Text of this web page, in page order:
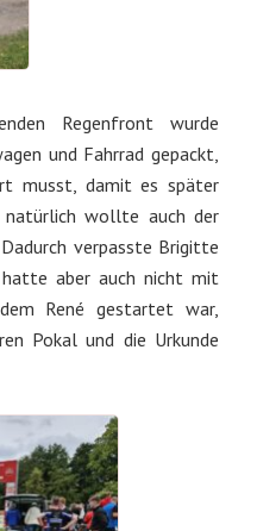
Regenfront wurde
und Fahrrad gepackt,
musst, damit es später
natürlich wollte auch der
verpasste Brigitte
hatte aber auch nicht mit
René gestartet war,
Pokal und die Urkunde